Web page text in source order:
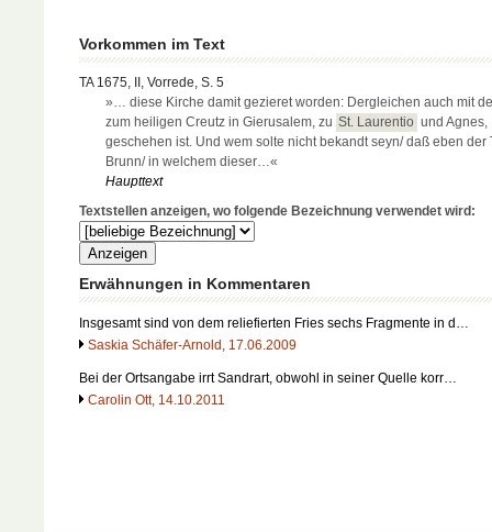
Vorkommen im Text
TA 1675, II, Vorrede, S. 5
»… diese Kirche damit gezieret worden: Dergleichen auch mit
zum heiligen Creutz in Gierusalem, zu St. Laurentio und Agnes,
geschehen ist. Und wem solte nicht bekandt seyn/ daß eben der
Brunn/ in welchem dieser…«
Haupttext
Textstellen anzeigen, wo folgende Bezeichnung verwendet wird:
Erwähnungen in Kommentaren
Insgesamt sind von dem reliefierten Fries sechs Fragmente in d…
Saskia Schäfer-Arnold, 17.06.2009
Bei der Ortsangabe irrt Sandrart, obwohl in seiner Quelle korr…
Carolin Ott, 14.10.2011